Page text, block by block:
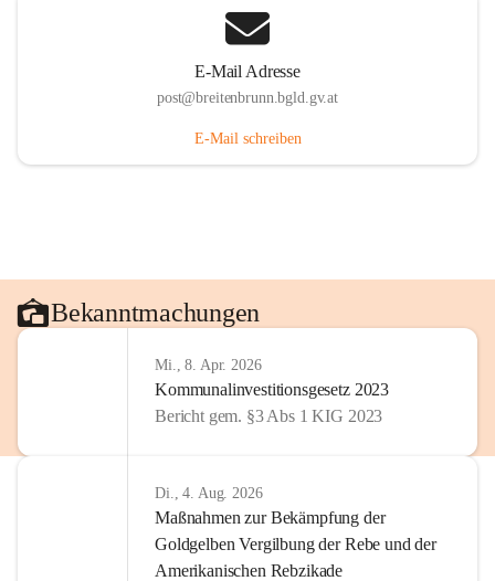
E-Mail Adresse
post@breitenbrunn.bgld.gv.at
E-Mail schreiben
Bekanntmachungen
Mi., 8. Apr. 2026
Kommunalinvestitionsgesetz 2023
Bericht gem. §3 Abs 1 KIG 2023
Di., 4. Aug. 2026
Maßnahmen zur Bekämpfung der
Goldgelben Vergilbung der Rebe und der
Amerikanischen Rebzikade